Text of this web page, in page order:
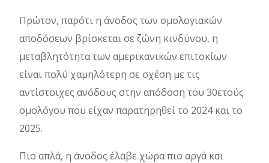
Πρώτον, παρότι η άνοδος των ομολογιακών
αποδόσεων βρίσκεται σε ζώνη κινδύνου, η
μεταβλητότητα των αμερικανικών επιτοκίων
είναι πολύ χαμηλότερη σε σχέση με τις
αντίστοιχες ανόδους στην απόδοση του 30ετούς
ομολόγου που είχαν παρατηρηθεί το 2024 και το
2025.
Πιο απλά, η άνοδος έλαβε χώρα πιο αργά και